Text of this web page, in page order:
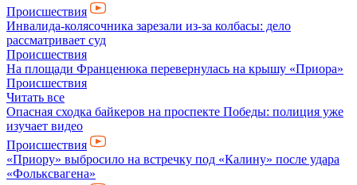
Происшествия
Инвалида-колясочника зарезали из-за колбасы: дело
рассматривает суд
Происшествия
На площади Франценюка перевернулась на крышу «Приора»
Происшествия
Читать все
Опасная сходка байкеров на проспекте Победы: полиция уже
изучает видео
Происшествия
«Приору» выбросило на встречку под «Калину» после удара
«Фольксвагена»